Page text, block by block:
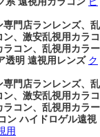
門店ランレンズ、乱
、激安乱視用カラコ
コン、乱視用カラー
透明 遠視用レンズ ク
門店ランレンズ、乱
、激安乱視用カラコ
コン、乱視用カラー
ン ハイドロゲル遠視
用